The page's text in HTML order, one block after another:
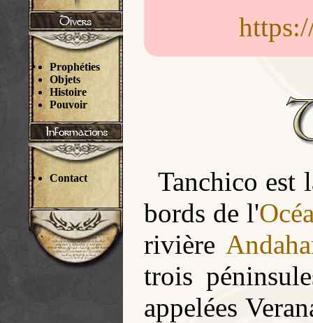
Prophéties
Objets
Histoire
Pouvoir
Contact
Tanchico est
bords de l'
rivière
trois
appelées